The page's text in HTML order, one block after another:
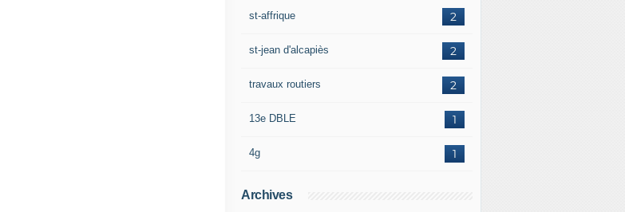
2
st-affrique
2
st-jean d'alcapiès
2
travaux routiers
1
13e DBLE
1
4g
Archives